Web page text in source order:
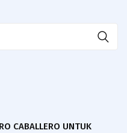
CABALLERO UNTUK